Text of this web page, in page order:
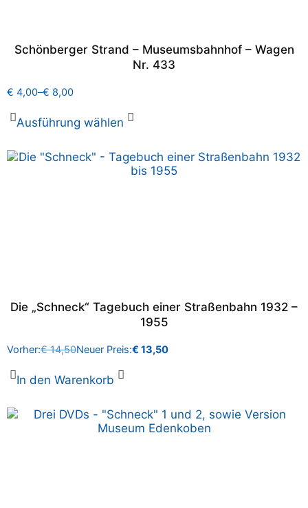
Schönberger Strand – Museumsbahnhof – Wagen
Nr. 433
€ 4,00–€ 8,00
Ausführung wählen
Die „Schneck“ Tagebuch einer Straßenbahn 1932 –
1955
Vorher:€14,50Neuer Preis:€ 13,50
In den Warenkorb